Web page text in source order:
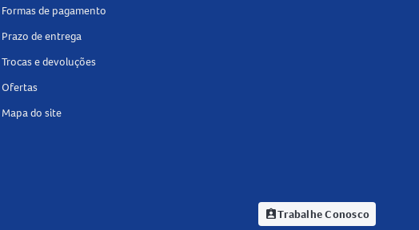
Formas de pagamento
Prazo de entrega
Trocas e devoluções
Ofertas
Mapa do site
assignment_indTrabalhe Conosco